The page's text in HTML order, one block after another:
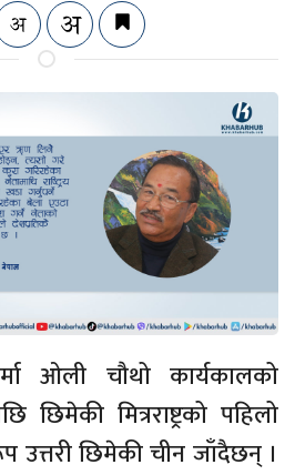
ओली चौथो कार्यकालको
छिमेकी मित्रराष्ट्रको पहिलो
उत्तरी छिमेकी चीन जाँदैछन् ।